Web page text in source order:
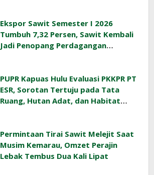
Ekspor Sawit Semester I 2026
Tumbuh 7,32 Persen, Sawit Kembali
Jadi Penopang Perdagangan
PUPR Kapuas Hulu Evaluasi PKKPR PT
ESR, Sorotan Tertuju pada Tata
Ruang, Hutan Adat, dan Habitat
Permintaan Tirai Sawit Melejit Saat
Musim Kemarau, Omzet Perajin
Lebak Tembus Dua Kali Lipat